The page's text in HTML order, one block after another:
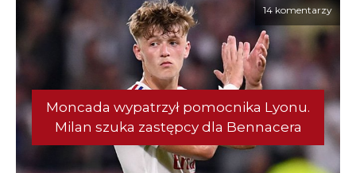
14 komentarzy
Moncada wypatrzył pomocnika Lyonu.
Milan szuka zastępcy dla Bennacera